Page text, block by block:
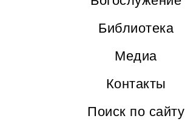
Библиотека
Медиа
Контакты
Поиск по сайту